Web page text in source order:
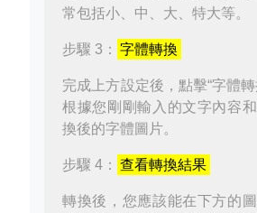
常包括小、中、大、特大等。
步驟 3： 字體轉換
完成上方設定後，點擊“字體
根據您剛剛輸入的文字內容
換後的字體圖片。
步驟 4： 查看轉換結果
轉換後，您應該能在下方的